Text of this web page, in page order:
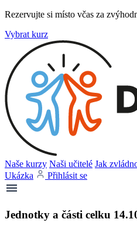
Rezervujte si místo včas za
Vybrat kurz
Naše kurzy Naši učitelé Jak
Ukázka
Přihlásit se
Jednotky a části celku